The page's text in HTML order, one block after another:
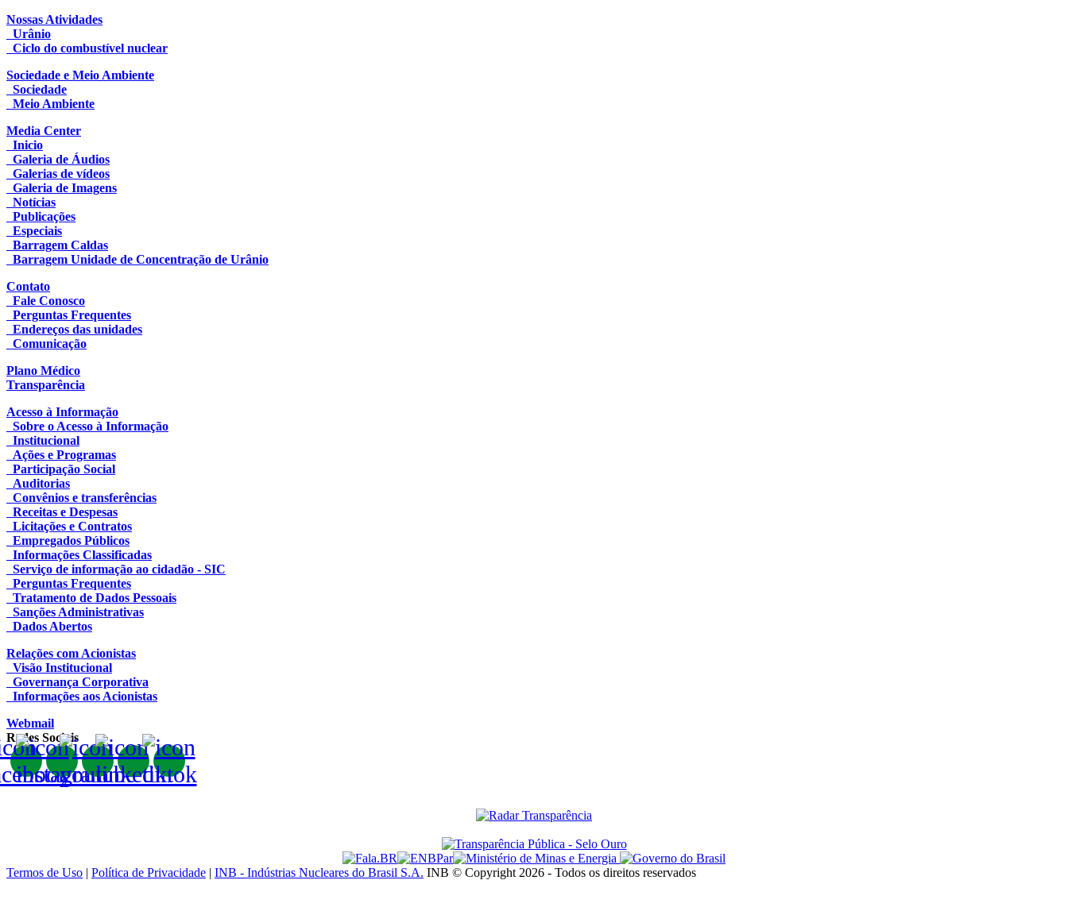
Nossas Atividades
Urânio
Ciclo do combustível nuclear
Sociedade e Meio Ambiente
Sociedade
Meio Ambiente
Media Center
Inicio
Galeria de Áudios
Galerias de vídeos
Galeria de Imagens
Notícias
Publicações
Especiais
Barragem Caldas
Barragem Unidade de Concentração de Urânio
Contato
Fale Conosco
Perguntas Frequentes
Endereços das unidades
Comunicação
Plano Médico
Transparência
Acesso à Informação
Sobre o Acesso à Informação
Institucional
Ações e Programas
Participação Social
Auditorias
Convênios e transferências
Receitas e Despesas
Licitações e Contratos
Empregados Públicos
Informações Classificadas
Serviço de informação ao cidadão - SIC
Perguntas Frequentes
Tratamento de Dados Pessoais
Sanções Administrativas
Dados Abertos
Relações com Acionistas
Visão Institucional
Governança Corporativa
Informações aos Acionistas
Webmail
Redes Sociais
Termos de Uso | Política de Privacidade | INB - Indústrias Nucleares do Brasil S.A. INB © Copyright 2026 - Todos os direitos reservados